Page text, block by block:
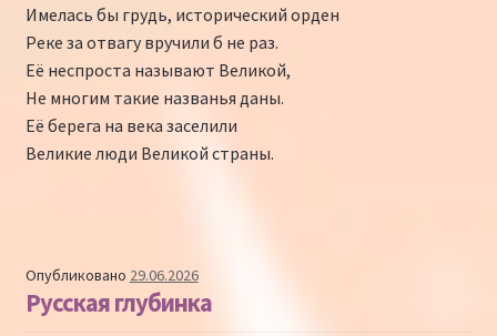
Имелась бы грудь, исторический орден
Реке за отвагу вручили б не раз.
Её неспроста называют Великой,
Не многим такие названья даны.
Её берега на века заселили
Великие люди Великой страны.
Опубликовано 29.06.2026
Русская глубинка